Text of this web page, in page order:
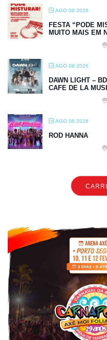
AGO 08 2026
FESTA “PODE
MUITO MAIS EM
AGO 08 2026
DAWN LIGHT –
CAFE DE LA
AGO 08 2026
ROD HANNA